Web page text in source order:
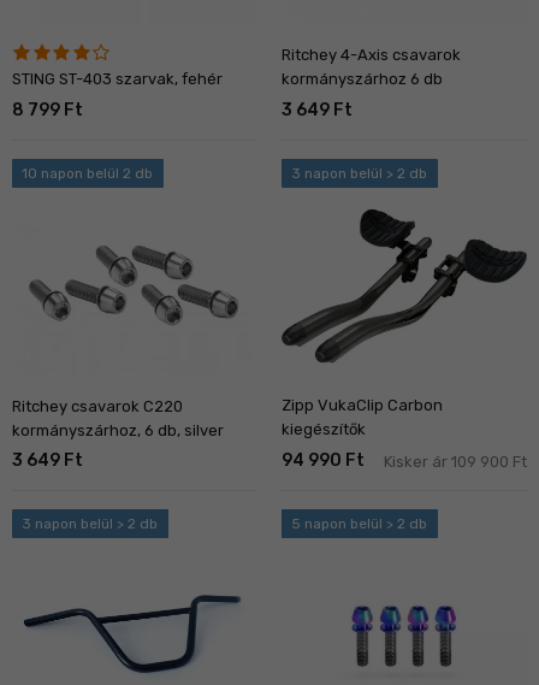
STING ST-403 szarvak, fehér
8 799 Ft
Ritchey 4-Axis csavarok
kormányszárhoz 6 db
3 649 Ft
10 napon belül 2 db
Ritchey csavarok C220
kormányszárhoz, 6 db, silver
3 649 Ft
3 napon belül > 2 db
Zipp VukaClip Carbon
kiegészítők
94 990 Ft Kisker ár 109 900 Ft
3 napon belül > 2 db 5 napon belül > 2 db